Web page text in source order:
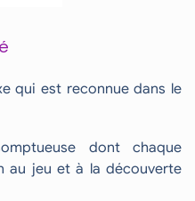
qui est reconnue dans le
dont chaque
au jeu et à la découverte